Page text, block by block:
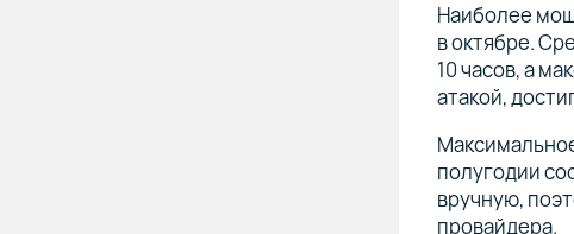
Наиболее
в октябре.
10 часов, а
атакой,
полугодии
вручную,
провайдера.